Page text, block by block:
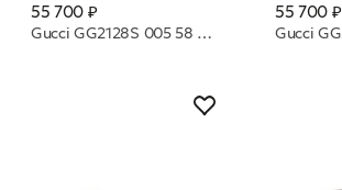
55 700 ₽
Gucci GG2128S 005 58 очки с/з
55 700 ₽